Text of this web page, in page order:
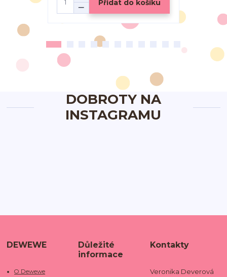
Přidat do košíku
DOBROTY NA
INSTAGRAMU
DEWEWE
O Dewewe
Důležité
informace
Kontakty
Veronika Deverová